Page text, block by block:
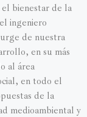
bienestar de la
ingeniero
de nuestra
en su más
al área
en todo el
de la
medioambiental y